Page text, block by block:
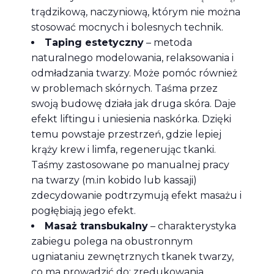
trądzikową, naczyniową, którym nie można
stosować mocnych i bolesnych technik.
Taping estetyczny – metoda
naturalnego modelowania, relaksowania i
odmładzania twarzy. Może pomóc również
w problemach skórnych. Taśma przez
swoją budowę działa jak druga skóra. Daje
efekt liftingu i uniesienia naskórka. Dzięki
temu powstaje przestrzeń, gdzie lepiej
krąży krew i limfa, regenerując tkanki.
Taśmy zastosowane po manualnej pracy
na twarzy (m.in kobido lub kassaji)
zdecydowanie podtrzymują efekt masażu i
pogłębiają jego efekt.
Masaż transbukalny – charakterystyka
zabiegu polega na obustronnym
ugniataniu zewnętrznych tkanek twarzy,
co ma prowadzić do: zredukowania